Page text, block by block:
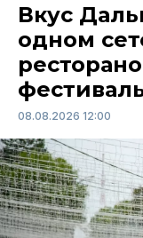
Вкус
одном
08.08.2026 12:00